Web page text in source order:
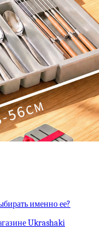
именно ее?
Ukrashaki